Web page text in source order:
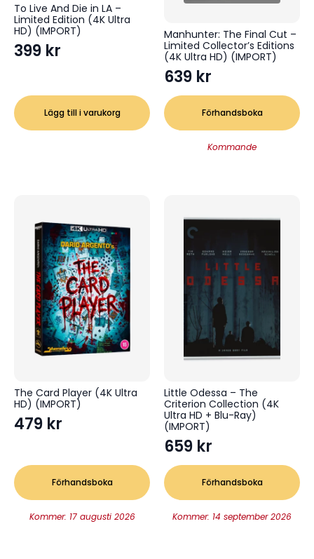
To Live And Die in LA –
Limited Edition (4K Ultra
HD) (IMPORT)
399 kr
Lägg till i varukorg
Manhunter: The Final Cut –
Limited Collector’s Editions
(4K Ultra HD) (IMPORT)
639 kr
Förhandsboka
Kommande
The Card Player (4K Ultra
HD) (IMPORT)
479 kr
Förhandsboka
Kommer: 17 augusti 2026
Little Odessa – The
Criterion Collection (4K
Ultra HD + Blu-Ray)
(IMPORT)
659 kr
Förhandsboka
Kommer: 14 september 2026